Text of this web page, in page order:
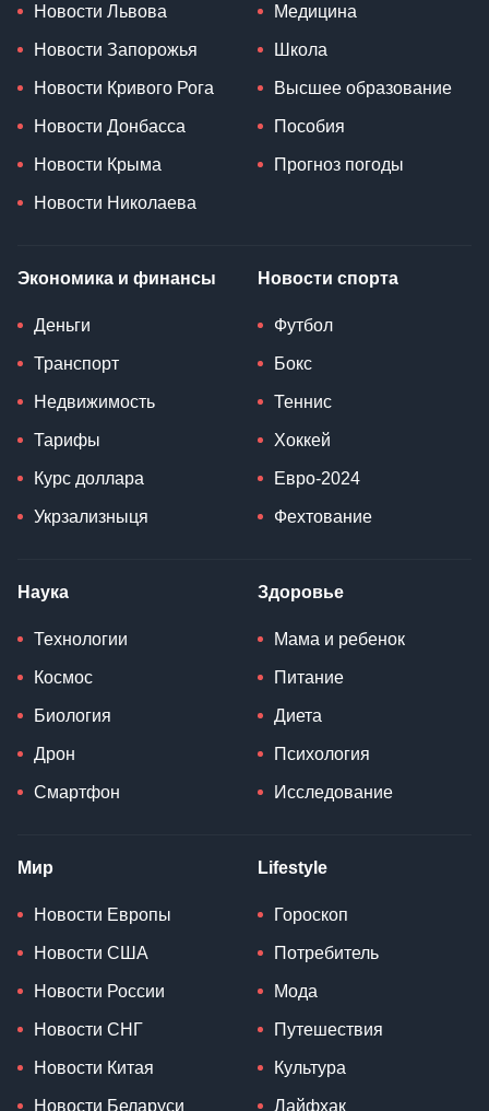
Новости Львова
Новости Запорожья
Новости Кривого Рога
Новости Донбасса
Новости Крыма
Новости Николаева
Медицина
Школа
Высшее образование
Пособия
Прогноз погоды
Экономика и финансы
Деньги
Транспорт
Недвижимость
Тарифы
Курс доллара
Укрзализныця
Новости спорта
Футбол
Бокс
Теннис
Хоккей
Евро-2024
Фехтование
Наука
Технологии
Космос
Биология
Дрон
Смартфон
Здоровье
Мама и ребенок
Питание
Диета
Психология
Исследование
Мир
Новости Европы
Новости США
Новости России
Новости СНГ
Новости Китая
Новости Беларуси
Lifestyle
Гороскоп
Потребитель
Мода
Путешествия
Культура
Лайфхак